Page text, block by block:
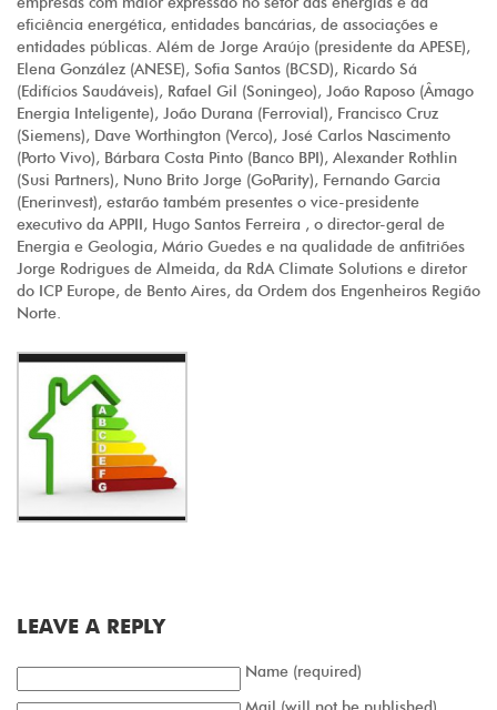
eficiência energética, entidades bancárias, de associações e
entidades públicas. Além de Jorge Araújo (presidente da APESE),
Elena González (ANESE), Sofia Santos (BCSD), Ricardo Sá
(Edifícios Saudáveis), Rafael Gil (Soningeo), João Raposo (Âmago
Energia Inteligente), João Durana (Ferrovial), Francisco Cruz
(Siemens), Dave Worthington (Verco), José Carlos Nascimento
(Porto Vivo), Bárbara Costa Pinto (Banco BPI), Alexander Rothlin
(Susi Partners), Nuno Brito Jorge (GoParity), Fernando Garcia
(Enerinvest), estarão também presentes o vice-presidente
executivo da APPII, Hugo Santos Ferreira , o director-geral de
Energia e Geologia, Mário Guedes e na qualidade de anfitriões
Jorge Rodrigues de Almeida, da RdA Climate Solutions e diretor
do ICP Europe, de Bento Aires, da Ordem dos Engenheiros Região
Norte.
LEAVE A REPLY
Name (required)